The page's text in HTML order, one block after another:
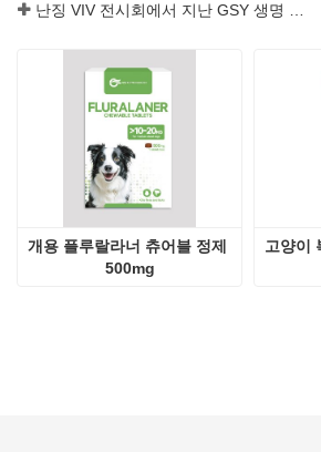
개용 플루랄라너 츄어블 정제
500mg
고양이